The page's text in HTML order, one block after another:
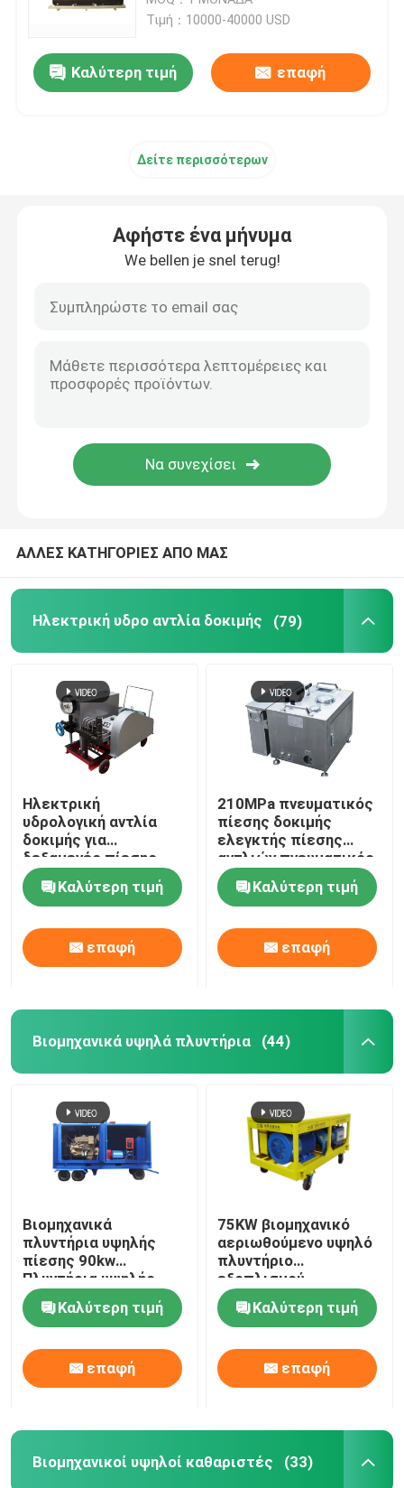
Υδρο εξοπλισμός ανατίναξης
Μηχανή ανατίναξης νερού
Βιομηχανική μηχανή ομίχλης
Αντλία υψηλών δυτών
την αφαίρεση
Τιμή：10000-40000 USD
Καλύτερη τιμή επαφή
Δείτε περισσότερων
Αφήστε ένα μήνυμα
We bellen je snel terug!
ΑΛΛΕΣ ΚΑΤΗΓΟΡΙΕΣ ΑΠΟ ΜΑΣ
Ηλεκτρική υδρο αντλία δοκιμής (79)
Ηλεκτρική
υδρολογική αντλία
δοκιμής για
δεξαμενές πίεσης
Καλύτερη τιμή
επαφή
210MPa πνευματικός
πίεσης δοκιμής
ελεγκτής πίεσης
αντλιών πνευματικός
για το πετρέλαιο
PipoelinesΚαλύτερη τιμή
επαφή
Βιομηχανικά υψηλά πλυντήρια (44)
Βιομηχανικά
πλυντήρια υψηλής
πίεσης 90kw
Πλυντήρια υψηλής
πίεσης
Καλύτερη τιμή
επαφή
75KW βιομηχανικό
αεριωθούμενο υψηλό
πλυντήριο
εξοπλισμού
πλυσίματος για την
αφαίρεση σκουριάς
αφαίρεσης χρωμάτων
Καλύτερη τιμή
επαφή
Βιομηχανικοί υψηλοί καθαριστές (33)